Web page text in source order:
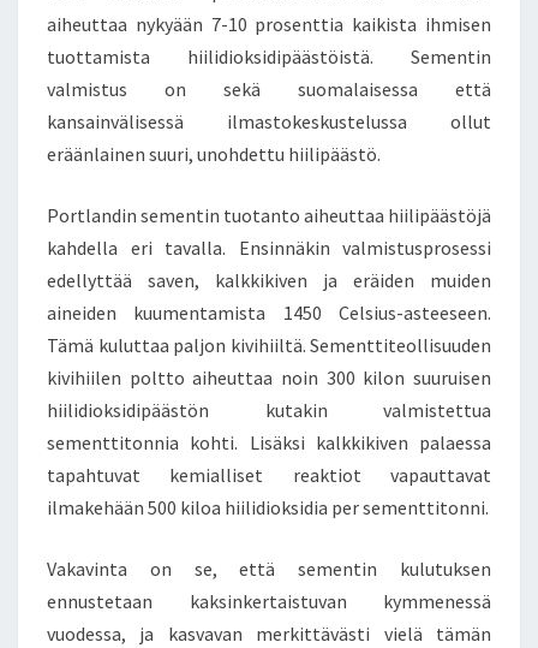
L
I
U
K
I
A
V
I
S
K
O
A
E
N
A
aiheuttaa nykyään 7-10 prosenttia kaikista ihmisen
tuottamista hiilidioksidipäästöistä. Sementin
valmistus on sekä suomalaisessa että
kansainvälisessä ilmastokeskustelussa ollut
eräänlainen suuri, unohdettu hiilipäästö.
Portlandin sementin tuotanto aiheuttaa hiilipäästöjä
kahdella eri tavalla. Ensinnäkin valmistusprosessi
edellyttää saven, kalkkikiven ja eräiden muiden
aineiden kuumentamista 1450 Celsius-asteeseen.
Tämä kuluttaa paljon kivihiiltä. Sementtiteollisuuden
kivihiilen poltto aiheuttaa noin 300 kilon suuruisen
hiilidioksidipäästön kutakin valmistettua
sementtitonnia kohti. Lisäksi kalkkikiven palaessa
tapahtuvat kemialliset reaktiot vapauttavat
ilmakehään 500 kiloa hiilidioksidia per sementtitonni.
Vakavinta on se, että sementin kulutuksen
ennustetaan kaksinkertaistuvan kymmenessä
vuodessa, ja kasvavan merkittävästi vielä tämän